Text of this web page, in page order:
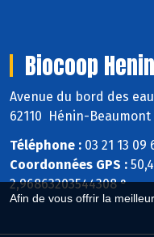
Afin de vous offrir la
Biocoop
Avenue du bord des
62110 Hénin-Beaumont
Téléphone : 03 21 13 09
Coordonnées GPS :
2,96863203544308 °